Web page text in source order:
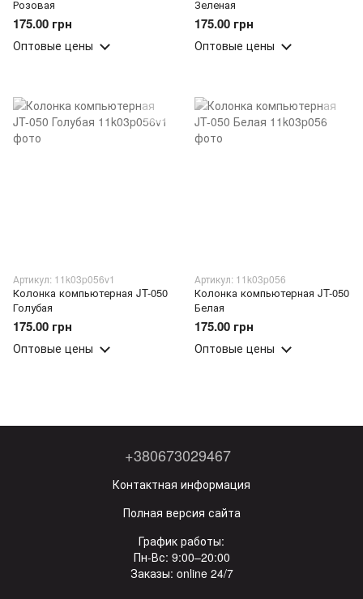
Розовая
175.00 грн
Оптовые цены
Зеленая
175.00 грн
Оптовые цены
Артикул: 11k03p056v1
Колонка компьютерная JT-050
Голубая
175.00 грн
Оптовые цены
Артикул: 11k03p056
Колонка компьютерная JT-050
Белая
175.00 грн
Оптовые цены
+380673029467
Контактная информация
Полная версия сайта
График работы:
Пн-Вс: 9:00–20:00
Заказы: online 24/7